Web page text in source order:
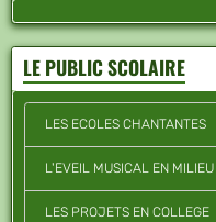
LE PUBLIC SCOLAIRE
LES ECOLES CHANTANTES
L'EVEIL MUSICAL EN MILIEU
LES PROJETS EN COLLEGE